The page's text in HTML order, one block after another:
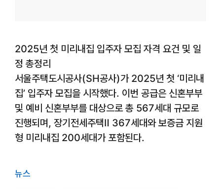
2025년 첫 미리내집 입주자 모집 자격 요건 및 일
정 총정리
서울주택도시공사(SH공사)가 2025년 첫 ‘미리내
집’ 입주자 모집을 시작했다. 이번 공급은 신혼부부
및 예비 신혼부부를 대상으로 총 567세대 규모로
진행되며, 장기전세주택Ⅱ 367세대와 보증금 지원
형 미리내집 200세대가 포함된다.
뉴스